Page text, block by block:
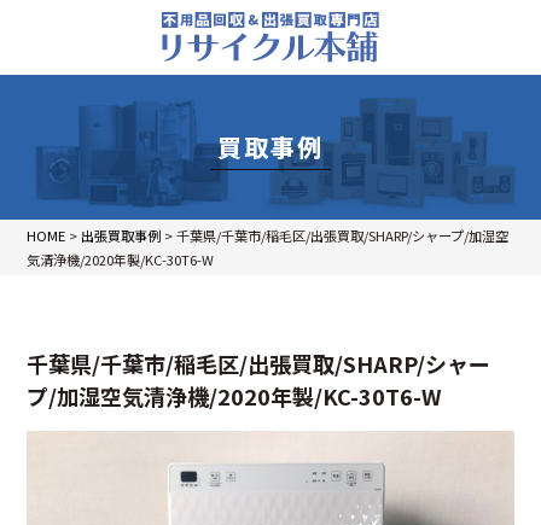
買取事例
HOME > 出張買取事例 >千葉県/千葉市/稲毛区/出張買取/SHARP/シャープ/加湿空
気清浄機/2020年製/KC-30T6-W
千葉県/千葉市/稲毛区/出張買取/SHARP/シャー
プ/加湿空気清浄機/2020年製/KC-30T6-W